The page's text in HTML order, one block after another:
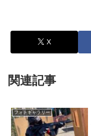
X
関連記事
フォトギャラリー